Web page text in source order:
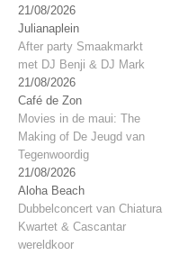
21/08/2026
Julianaplein
After party Smaakmarkt
met DJ Benji & DJ Mark
21/08/2026
Café de Zon
Movies in de maui: The
Making of De Jeugd van
Tegenwoordig
21/08/2026
Aloha Beach
Dubbelconcert van Chiatura
Kwartet & Cascantar
wereldkoor